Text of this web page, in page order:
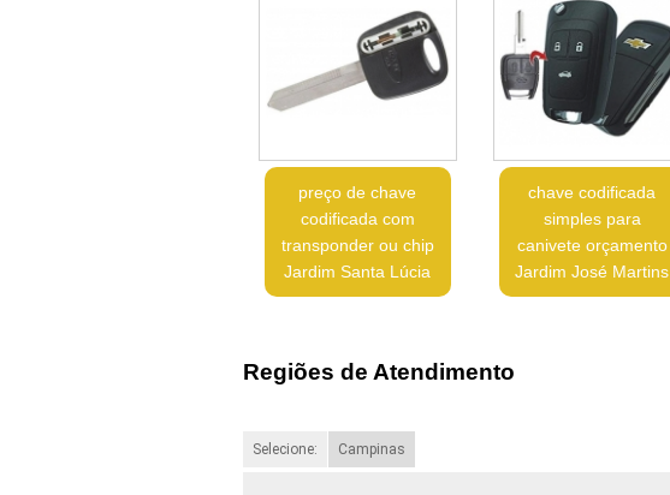
preço de chave
codificada com
transponder ou chip
Jardim Santa Lúcia
chave codificada
simples para
canivete orçamento
Jardim José Martins
Regiões de Atendimento
Selecione: Campinas